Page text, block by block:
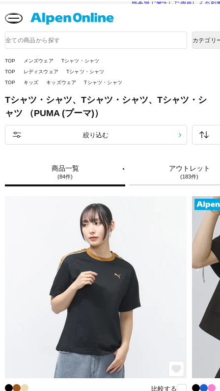
熊本県で発生した地震による影
品
検
カテゴリ
TOP メンズウェア
Tシャツ・シャツ
TOP
レディスウェア
Tシャツ・シャツ
TOP
キッズ キッズウェア Tシャツ・シャツ
Tシャツ・シャツ、Tシャツ・シャツ、Tシャツ・シ
ャツ （PUMA (プーマ)）
商品一覧
(84件)
アウトレット
(183件)
絞り込む
比較する